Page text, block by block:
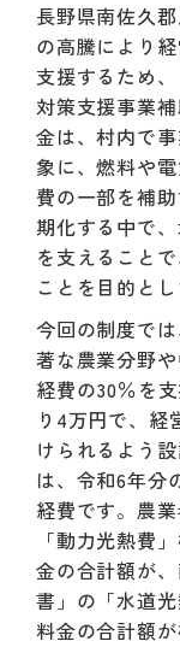
長野県南佐久
の高騰により
支援するため
対策支援事業
金は、村内で
象に、燃料や
費の一部を補
期化する中で
を支えること
ことを目的とし
今回の制度で
著な農業分野
経費の30％を
り4万円で、経
けられるよう
は、令和6年分
経費です。農
「動力光熱費
金の合計額が
書」の「水道
料金の合計額が